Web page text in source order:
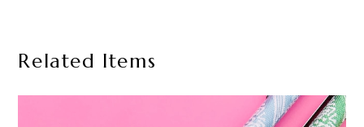
Related Items